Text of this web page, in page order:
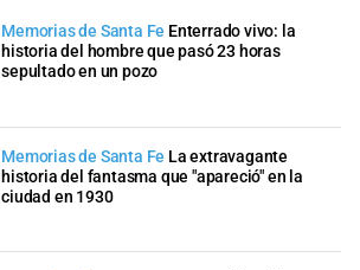
Memorias de Santa Fe Enterrado vivo: la
historia del hombre que pasó 23 horas
sepultado en un pozo
Memorias de Santa Fe La extravagante
historia del fantasma que "apareció" en la
ciudad en 1930